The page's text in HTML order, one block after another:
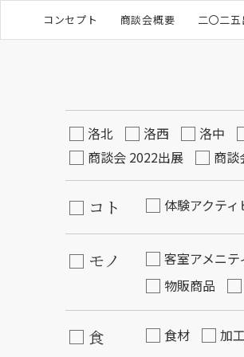
コンセプト 商談会概要 二〇二
洛北 洛西 洛中
商談会 2022出展
商談
コト 体験アクティ
モノ 客室アメニテ
物販商品
食 食材 加